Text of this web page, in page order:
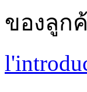
ของลูก